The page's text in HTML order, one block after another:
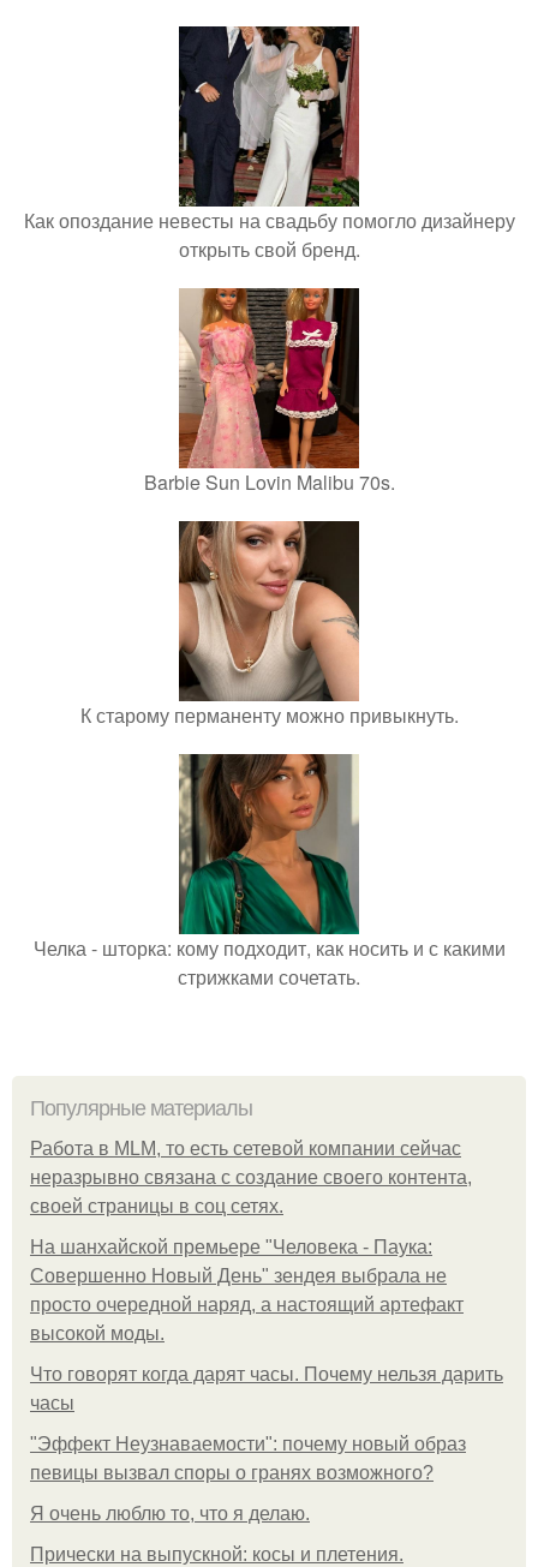
Как опоздание невесты на свадьбу помогло дизайнеру
открыть свой бренд.
Barbie Sun Lovin Malibu 70s.
К старому перманенту можно привыкнуть.
Челка - шторка: кому подходит, как носить и с какими
стрижками сочетать.
Популярные материалы
Работа в MLM, то есть сетевой компании сейчас
неразрывно связана с создание своего контента,
своей страницы в соц сетях.
На шанхайской премьере "Человека - Паука:
Совершенно Новый День" зендея выбрала не
просто очередной наряд, а настоящий артефакт
высокой моды.
Что говорят когда дарят часы. Почему нельзя дарить
часы
"Эффект Неузнаваемости": почему новый образ
певицы вызвал споры о гранях возможного?
Я очень люблю то, что я делаю.
Прически на выпускной: косы и плетения.